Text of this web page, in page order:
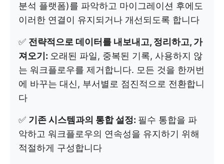
분석 플랫폼)를 파악하고 마이그레이션 후에도
이러한 연결이 유지되거나 개선되도록 합니다
✅ 전략적으로 데이터를 내보내고, 정리하고, 가
져오기: 오래된 파일, 중복된 기록, 사용하지 않
는 워크플로우를 제거합니다. 모든 것을 한꺼번
에 바꾸는 대신, 부서별로 점진적으로 전환합니
다
✅ 기존 시스템과의 통합 설정: 필수 통합을 파
악하고 워크플로우의 연속성을 유지하기 위해
적절하게 구성합니다